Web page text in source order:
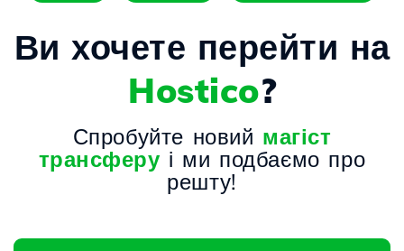
Ви хочете перейти на
Hostico?
Спробуйте новий магіст
трансферу і ми подбаємо про
решту!